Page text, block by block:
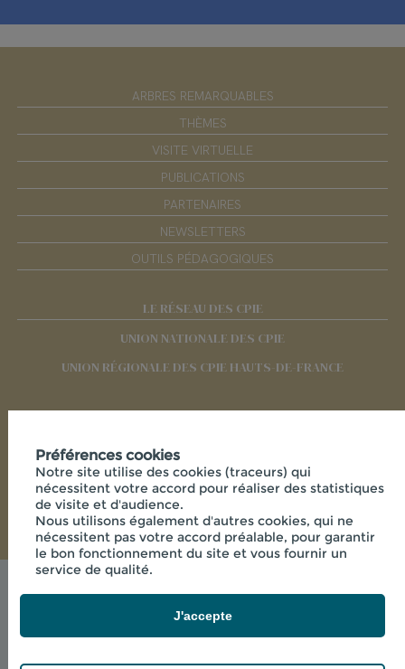
ARBRES REMARQUABLES
THÈMES
VISITE VIRTUELLE
PUBLICATIONS
PARTENAIRES
NEWSLETTERS
OUTILS PÉDAGOGIQUES
LE RÉSEAU DES CPIE
UNION NATIONALE DES CPIE
UNION RÉGIONALE DES CPIE HAUTS-DE-FRANCE
Mentions légales
© 2026 - CPIE PAYS DE L'AISNE - 33 RUE DES
VICTIMES DE COMPORTET , 02000 MERLIEUX-ET-
Préférences cookies
Notre site utilise des cookies (traceurs) qui
nécessitent votre accord pour réaliser des statistiques
de visite et d'audience.
Nous utilisons également d'autres cookies, qui ne
nécessitent pas votre accord préalable, pour garantir
le bon fonctionnement du site et vous fournir un
service de qualité.
J'accepte